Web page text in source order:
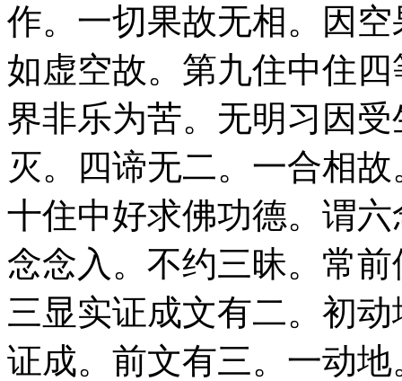
作。一切果故无相。因
如虚空故。第九住中住
界非乐为苦。无明习因
灭。四谛无二。一合相
十住中好求佛功德。谓
念念入。不约三昧。常
三显实证成文有二。初
证成。前文有三。一动